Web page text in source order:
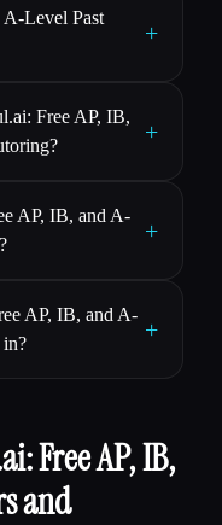
Level Past
+
Free AP, IB,
+
AP, IB, and A-
+
AP, IB, and A-
in?
+
Free AP, IB,
and